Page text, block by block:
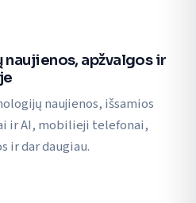
apžvalgos ir
naujienos, išsamios
ir AI, mobilieji telefonai,
ir dar daugiau.